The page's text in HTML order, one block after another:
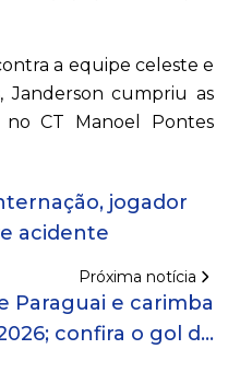
a equipe celeste e
Janderson cumpriu as
no CT Manoel Pontes
jogador
acidente
Próxima notícia
Paraguai e carimba
confira o gol do